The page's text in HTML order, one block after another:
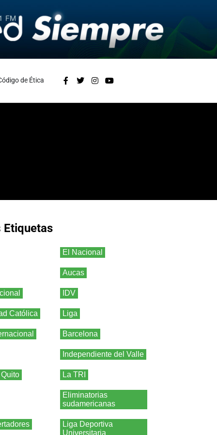
de Ética
Etiquetas
El Nacional
Aucas
IDV
Católica Liga
Barcelona
Independiente del Valle
La TRI
Eliminatorias
sudamericanas
Liga Deportiva
Universitaria